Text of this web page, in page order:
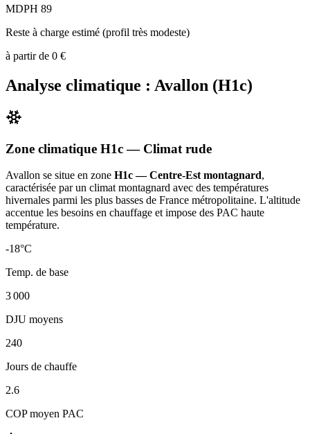
MDPH 89
Reste à charge estimé (profil très modeste)
à partir de 0 €
Analyse climatique : Avallon (H1c)
Zone climatique H1c— Climat rude
Avallon se situe en zone H1c — Centre-Est montagnard,
caractérisée par un climat montagnard avec des températures
hivernales parmi les plus basses de France métropolitaine. L'altitude
accentue les besoins en chauffage et impose des PAC haute
température.
-18°C
Temp. de base
3 000
DJU moyens
240
Jours de chauffe
2.6
COP moyen PAC